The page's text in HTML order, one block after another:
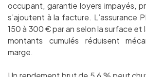
occupant, garantie loyers impayés,
s’ajoutent à la facture. L’assurance
150 à 300 € par an selon la surface et
montants cumulés réduisent
marge.